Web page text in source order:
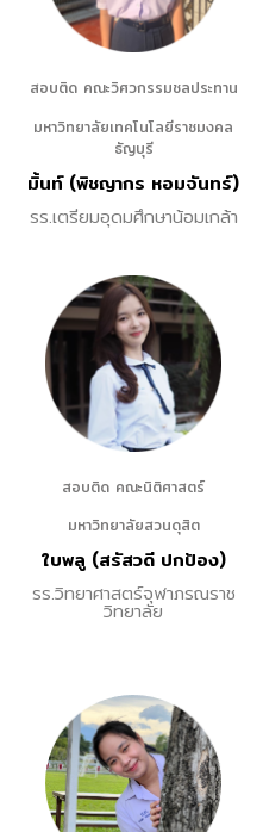
สอบติด คณะวิศวกรรมชลประทาน
มหาวิทยาลัยเทคโนโลยีราชมงคล
ธัญบุรี
มิ้นท์ (พิชญากร หอมจันทร์)
รร.เตรียมอุดมศึกษาน้อมเกล้า
สอบติด คณะนิติศาสตร์
มหาวิทยาลัยสวนดุสิต
ใบพลู (สรัสวดี ปกป้อง)
รร.วิทยาศาสตร์จุฬาภรณราช
วิทยาลัย